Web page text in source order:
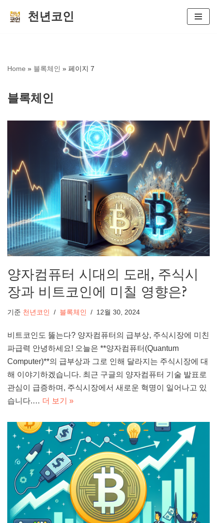
로
너
뛰
기
천년코인
Home » 블록체인 » 페이지 7
블록체인
양자컴퓨터 시대의 도래, 주식시
장과 비트코인에 미칠 영향은?
기준 천년코인 블록체인 12월 30, 2024
비트코인도 뚫는다? 양자컴퓨터의 급부상, 주식시장에 미친
파급력 안녕하세요! 오늘은 **양자컴퓨터(Quantum
Computer)**의 급부상과 그로 인해 달라지는 주식시장에 대
해 이야기하겠습니다. 최근 구글의 양자컴퓨터 기술 발표로
관심이 급증하며, 주식시장에서 새로운 혁명이 일어나고 있
습니다.… 더 보기 »